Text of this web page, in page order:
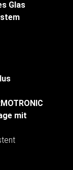
Glas
mit